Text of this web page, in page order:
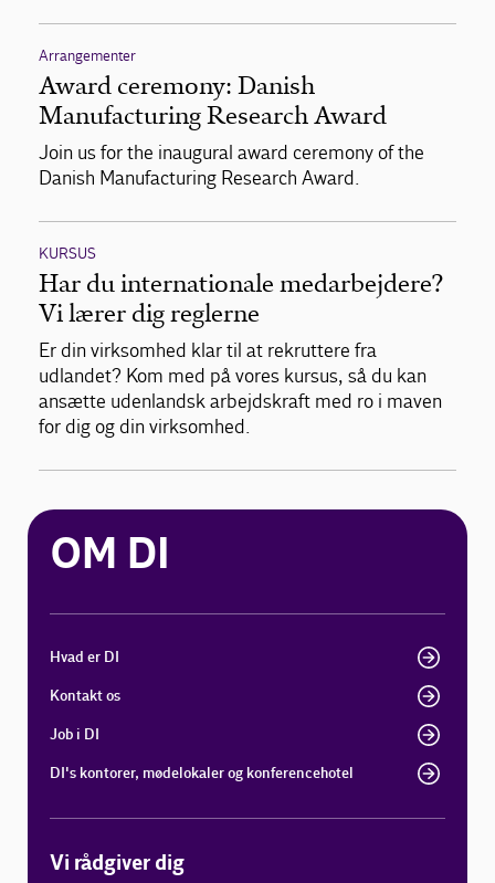
Arrangementer
Award ceremony: Danish
Manufacturing Research Award
Join us for the inaugural award ceremony of the
Danish Manufacturing Research Award.
KURSUS
Har du internationale medarbejdere?
Vi lærer dig reglerne
Er din virksomhed klar til at rekruttere fra
udlandet? Kom med på vores kursus, så du kan
ansætte udenlandsk arbejdskraft med ro i maven
for dig og din virksomhed.
OM DI
Hvad er DI
Kontakt os
Job i DI
DI's kontorer, mødelokaler og konferencehotel
Vi rådgiver dig